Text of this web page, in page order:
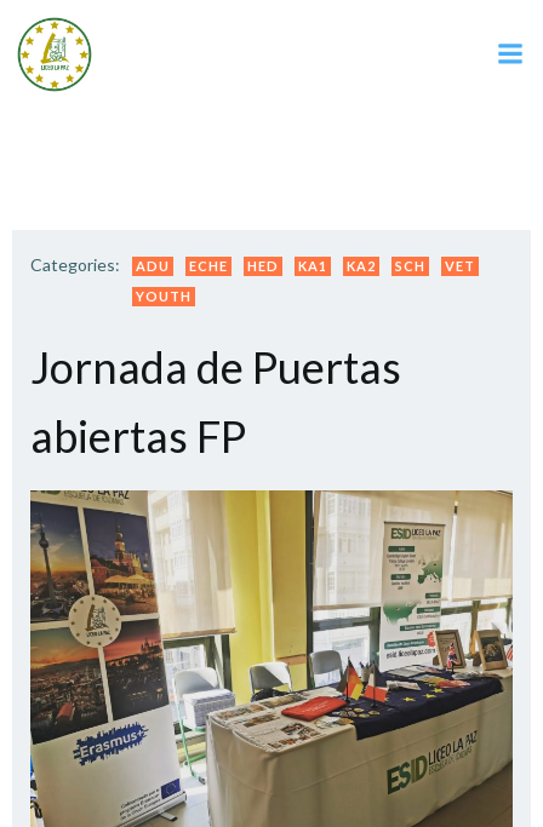
Categories: ADU ECHE HED KA1 KA2 SCH
VET
YOUTH
Jornada de Puertas
abiertas FP